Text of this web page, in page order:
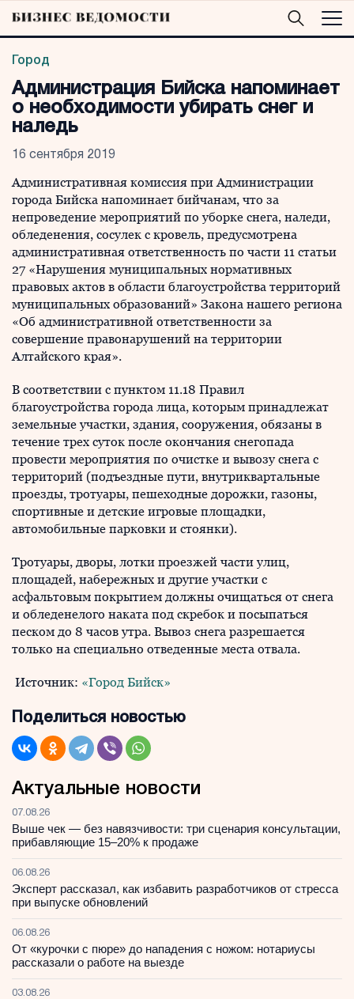
Город
Администрация Бийска напоминает
о необходимости убирать снег и
наледь
16 сентября 2019
Административная комиссия при Администрации
города Бийска напоминает бийчанам, что за
непроведение мероприятий по уборке снега, наледи,
обледенения, сосулек с кровель, предусмотрена
административная ответственность по части 11 статьи
27 «Нарушения муниципальных нормативных
правовых актов в области благоустройства территорий
муниципальных образований» Закона нашего региона
«Об административной ответственности за
совершение правонарушений на территории
Алтайского края».
В соответствии с пунктом 11.18 Правил
благоустройства города лица, которым принадлежат
земельные участки, здания, сооружения, обязаны в
течение трех суток после окончания снегопада
провести мероприятия по очистке и вывозу снега с
территорий (подъездные пути, внутриквартальные
проезды, тротуары, пешеходные дорожки, газоны,
спортивные и детские игровые площадки,
автомобильные парковки и стоянки).
Тротуары, дворы, лотки проезжей части улиц,
площадей, набережных и другие участки с
асфальтовым покрытием должны очищаться от снега
и обледенелого наката под скребок и посыпаться
песком до 8 часов утра. Вывоз снега разрешается
только на специально отведенные места отвала.
Источник: «Город Бийск»
Поделиться новостью
Актуальные новости
07.08.26
Выше чек — без навязчивости: три сценария консультации,
прибавляющие 15–20% к продаже
06.08.26
Эксперт рассказал, как избавить разработчиков от стресса
при выпуске обновлений
06.08.26
От «курочки с пюре» до нападения с ножом: нотариусы
рассказали о работе на выезде
03.08.26